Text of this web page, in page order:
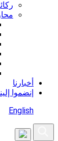
أخبارنا
إنضموا
English